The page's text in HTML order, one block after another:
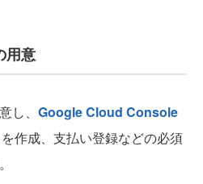
用意
し、 Google Cloud Console
作成、支払い登録などの必須